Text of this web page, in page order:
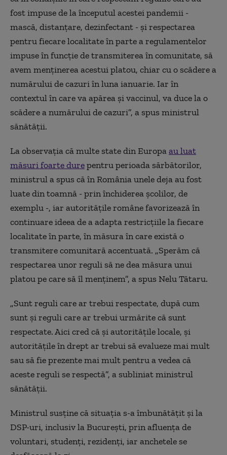
fost impuse de la începutul acestei pandemii -
mască, distanțare, dezinfectant - și respectarea
pentru fiecare localitate în parte a regulamentelor
impuse în funcție de transmiterea în comunitate, să
avem menținerea acestui platou, chiar cu o scădere a
numărului de cazuri în luna ianuarie. Iar în
contextul în care va apărea și vaccinul, va duce la o
scădere a numărului de cazuri”, a spus ministrul
sănătății.
La observația că multe state din Europaau luat
măsuri foarte durepentru perioada sărbătorilor,
ministrul a spus că în România unele deja au fost
luate din toamnă - prin închiderea școlilor, de
exemplu -, iar autoritățile române favorizează în
continuare ideea de a adapta restricțiile la fiecare
localitate în parte, în măsura în care există o
transmitere comunitară accentuată. „Sperăm că
respectarea unor reguli să ne dea măsura unui
platou pe care să îl menținem”, a spus Nelu Tătaru.
„Sunt reguli care ar trebui respectate, după cum
sunt și reguli care ar trebui urmărite că sunt
respectate. Aici cred că și autoritățile locale, și
autoritățile în drept ar trebui să evalueze mai mult
sau să fie prezente mai mult pentru a vedea că
aceste reguli se respectă”, a subliniat ministrul
sănătății.
Ministrul susține că situația s-a îmbunătățit și la
DSP-uri, inclusiv la București, prin afluența de
voluntari, studenți, rezidenți, iar anchetele se